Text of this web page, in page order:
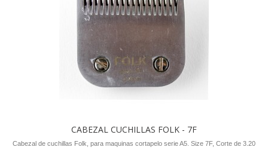
CABEZAL CUCHILLAS FOLK - 7F
Cabezal de cuchillas Folk, para maquinas cortapelo serie A5. Size 7F, Corte de 3.20